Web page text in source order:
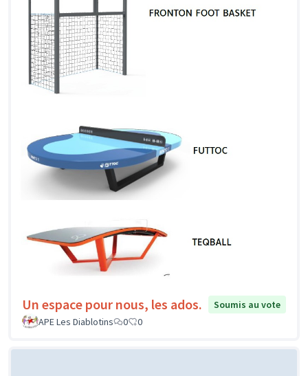
Un espace pour nous, les ados.
Soumis au vote
APE Les Diablotins
0 0